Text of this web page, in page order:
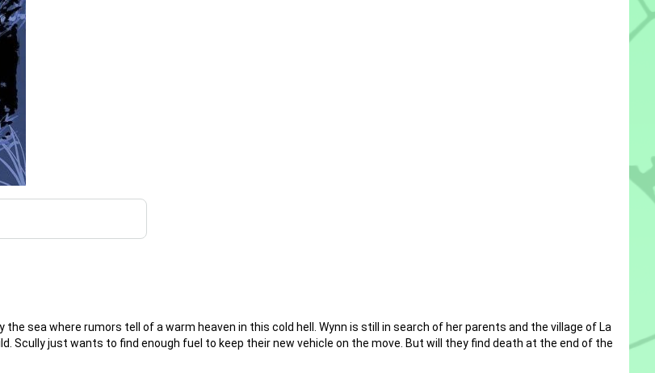
sea where rumors tell of a warm heaven in this cold hell. Wynn is still in search of her parents and the village of La
Scully just wants to find enough fuel to keep their new vehicle on the move. But will they find death at the end of the